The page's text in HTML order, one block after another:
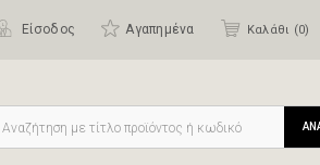
Είσοδος Αγαπημένα Καλάθι (0)